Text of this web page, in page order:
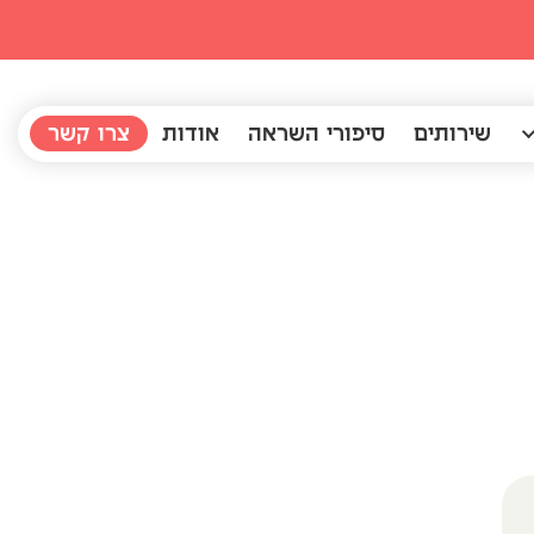
שירותים סיפורי השראה אודות צרו קשר